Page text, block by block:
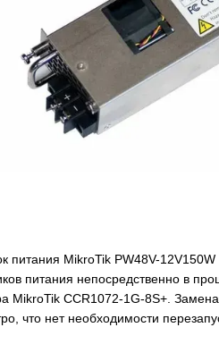
питания MikroTik PW48V-
питания непосредственно в
MikroTik CCR1072-1G-8S+.
что нет необходимости